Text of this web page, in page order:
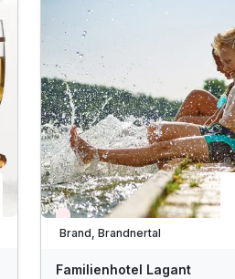
Nur noch Restplätze
Brand, Brandnertal
Familienhotel Lagant